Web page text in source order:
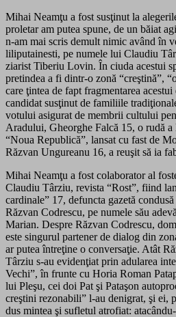
Mihai Neamţu a fost susţinut la
proletar am putea spune, de un băiat
n-am mai scris demult nimic având în
liliputainesti, pe numele lui Claudiu
ziarist Tiberiu Lovin. În ciuda acestui
pretindea a fi dintr-o zonă “creştină”,
care ţintea de fapt fragmentarea
candidat susţinut de familiile
votului asigurat de membrii cultului
Aradului, Gheorghe Falcă 15, o rudă
“Noua Republică”, lansat cu fast de
Răzvan Ungureanu 16, a reuşit să ia
Mihai Neamţu a fost colaborator al
Claudiu Târziu, revista “Rost”, fiind
cardinale” 17, defuncta gazetă
Răzvan Codrescu, pe numele său
Marian. Despre Răzvan Codrescu,
este singurul partener de dialog din
ar putea întreţine o conversaţie. Atât
Târziu s-au evidenţiat prin adularea
Vechi”, în frunte cu Horia Roman
lui Pleşu, cei doi Pat şi Pataşon
creştini rezonabili” l-au denigrat, şi ei,
dus mintea şi sufletul atrofiat: